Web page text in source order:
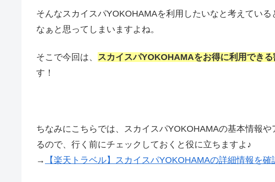
そんなスカイスパYOKOHAMAを利用したいなと考えてい
なぁと思ってしまいますよね。
そこで今回は、 スカイスパYOKOHAMAをお得に利用でき
す！
ちなみにこちらでは、スカイスパYOKOHAMAの基本情報
るので、行く前にチェックしておくと役に立ちますよ♪
→
【楽天トラベル】スカイスパYOKOHAMAの詳細情報を確